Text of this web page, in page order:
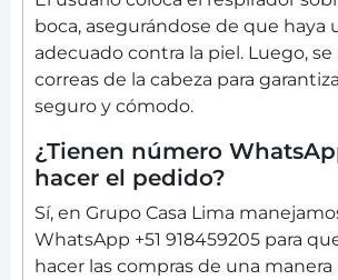
boca, asegurándose de que haya
adecuado contra la piel. Luego, se
correas de la cabeza para
seguro y cómodo.
¿Tienen número
hacer el pedido?
Sí, en Grupo Casa Lima
WhatsApp +51 918459205 para
hacer las compras de una manera